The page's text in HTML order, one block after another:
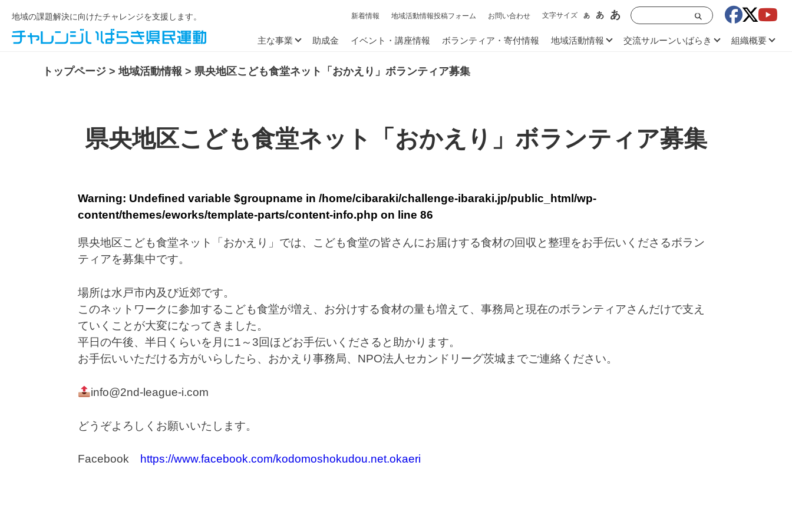
地域の課題解決に向けたチャレンジを支援します。 新着情報 地域活動情報投稿フォーム お問い合わせ 文字サイズ あ あ あ
主な事業 助成金 イベント・講座情報 ボランティア・寄付情報 地域活動情報 交流サルーンいばらき 組織概要
トップページ >地域活動情報 > 県央地区こども食堂ネット「おかえり」ボランティア募集
県央地区こども食堂ネット「おかえり」ボランティア募集
Warning: Undefined variable $groupname in /home/cibaraki/challenge-ibaraki.jp/public_html/wp-
content/themes/eworks/template-parts/content-info.php on line 86
県央地区こども食堂ネット「おかえり」では、こども食堂の皆さんにお届けする食材の回収と整理をお手伝いくださるボラン
ティアを募集中です。
場所は水戸市内及び近郊です。
このネットワークに参加するこども食堂が増え、お分けする食材の量も増えて、事務局と現在のボランティアさんだけで支え
ていくことが大変になってきました。
平日の午後、半日くらいを月に1～3回ほどお手伝いくださると助かります。
お手伝いいただける方がいらしたら、おかえり事務局、NPO法人セカンドリーグ茨城までご連絡ください。
info@2nd-league-i.com
どうぞよろしくお願いいたします。
Facebook https://www.facebook.com/kodomoshokudou.net.okaeri